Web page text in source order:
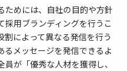
ためには、自社の目的や方針
採用ブランディングを行うこ
割によって異なる発信を行う
るメッセージを発信できるよ
が「優秀な人材を獲得し、